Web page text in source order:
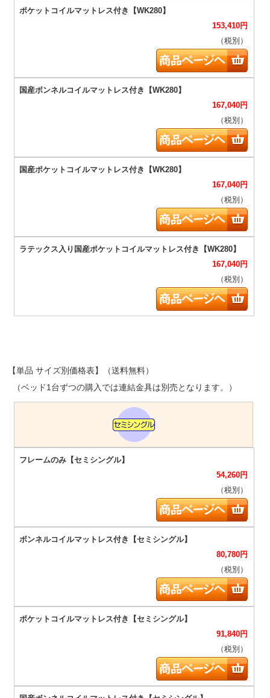
153,410円
（税別）
167,040円
（税別）
167,040円
（税別）
167,040円
（税別）
【単品 サイズ別価格表】（送料無料）
（ベッド1台ずつの購入では連結金具は別売となります。）
54,260円
（税別）
80,780円
（税別）
91,840円
（税別）